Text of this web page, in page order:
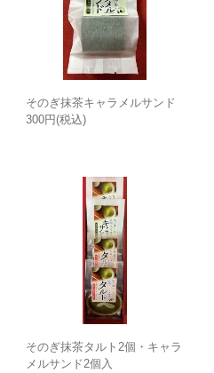
そのぎ抹茶キャラメルサンド
300円(税込)
そのぎ抹茶タルト2個・キャラ
メルサンド2個入